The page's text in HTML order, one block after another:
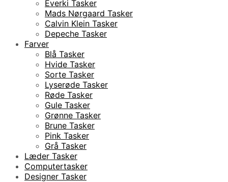
Everki Tasker
Mads Nørgaard Tasker
Calvin Klein Tasker
Depeche Tasker
Farver
Blå Tasker
Hvide Tasker
Sorte Tasker
Lyserøde Tasker
Røde Tasker
Gule Tasker
Grønne Tasker
Brune Tasker
Pink Tasker
Grå Tasker
Læder Tasker
Computertasker
Designer Tasker